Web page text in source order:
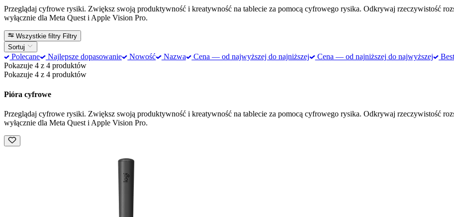
Przeglądaj cyfrowe rysiki. Zwiększ swoją produktywność i kreatywność na tablecie za pomocą cyfrowego rysika. Odkrywaj rzeczywistość
wyłącznie dla Meta Quest i Apple Vision Pro.
Wszystkie filtry Filtry
Sortuj
Polecane Najlepsze dopasowanie Nowość Nazwa Cena — od najwyższej do najniższej Cena — od najniższej do najwyższej
Pokazuje 4 z 4 produktów
Pokazuje 4 z 4 produktów
Pióra cyfrowe
Przeglądaj cyfrowe rysiki. Zwiększ swoją produktywność i kreatywność na tablecie za pomocą cyfrowego rysika. Odkrywaj rzeczywistość
wyłącznie dla Meta Quest i Apple Vision Pro.